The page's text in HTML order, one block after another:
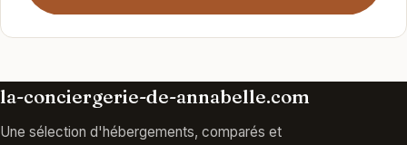
la-conciergerie-de-annabelle.com
Une sélection d'hébergements, comparés et